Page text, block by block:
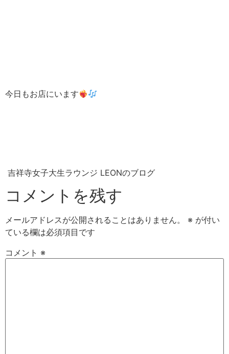
今日もお店にいます
吉祥寺女子大生ラウンジ LEONのブログ
コメントを残す
メールアドレスが公開されることはありません。 ※ が付い
ている欄は必須項目です
コメント ※